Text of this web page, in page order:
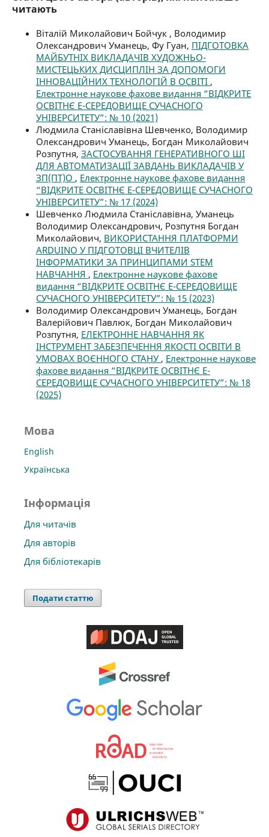
читають
Віталій Миколайович Бойчук , Володимир
Олександрович Уманець, Фу Гуан, ПІДГОТОВКА
МАЙБУТНІХ ВИКЛАДАЧІВ ХУДОЖНЬО-
МИСТЕЦЬКИХ ДИСЦИПЛІН ЗА ДОПОМОГИ
ІННОВАЦІЙНИХ ТЕХНОЛОГІЙ В ОСВІТІ ,
Електронне наукове фахове видання “ВІДКРИТЕ
ОСВІТНЄ Е-СЕРЕДОВИЩЕ СУЧАСНОГО
УНІВЕРСИТЕТУ”: № 10 (2021)
Людмила Станіславівна Шевченко, Володимир
Олександрович Уманець, Богдан Миколайович
Розпутня, ЗАСТОСУВАННЯ ГЕНЕРАТИВНОГО ШІ
ДЛЯ АВТОМАТИЗАЦІЇ ЗАВДАНЬ ВИКЛАДАЧІВ У
ЗП(ПТ)О , Електронне наукове фахове видання
“ВІДКРИТЕ ОСВІТНЄ Е-СЕРЕДОВИЩЕ СУЧАСНОГО
УНІВЕРСИТЕТУ”: № 17 (2024)
Шевченко Людмила Станіславівна, Уманець
Володимир Олександрович, Розпутня Богдан
Миколайович, ВИКОРИСТАННЯ ПЛАТФОРМИ
ARDUINO У ПІДГОТОВЦІ ВЧИТЕЛІВ
ІНФОРМАТИКИ ЗА ПРИНЦИПАМИ STEM
НАВЧАННЯ , Електронне наукове фахове
видання “ВІДКРИТЕ ОСВІТНЄ Е-СЕРЕДОВИЩЕ
СУЧАСНОГО УНІВЕРСИТЕТУ”: № 15 (2023)
Володимир Олександрович Уманець, Богдан
Валерійович Павлюк, Богдан Миколайович
Розпутня, ЕЛЕКТРОННЕ НАВЧАННЯ ЯК
ІНСТРУМЕНТ ЗАБЕЗПЕЧЕННЯ ЯКОСТІ ОСВІТИ В
УМОВАХ ВОЄННОГО СТАНУ , Електронне наукове
фахове видання “ВІДКРИТЕ ОСВІТНЄ Е-
СЕРЕДОВИЩЕ СУЧАСНОГО УНІВЕРСИТЕТУ”: № 18
(2025)
Мова
English
Українська
Інформація
Для читачів
Для авторів
Для бібліотекарів
Подати статтю